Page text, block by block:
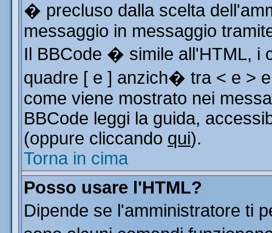
� precluso dalla scelta
messaggio in messaggio
Il BBCode � simile all'HTML, i
quadre [ e ] anzich� tra < e >
come viene mostrato nei
BBCode leggi la guida,
(oppure cliccando qui).
Torna in cima
Posso usare l'HTML?
Dipende se l'amministratore ti